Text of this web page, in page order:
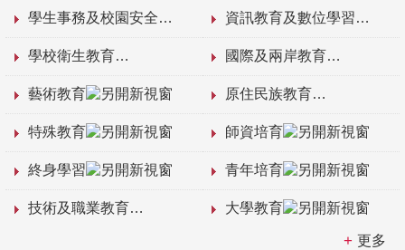
學生事務及校園安全 資訊教育及數位學習
學校衛生教育 國際及兩岸教育
藝術教育 原住民族教育
特殊教育 師資培育
終身學習 青年培育
技術及職業教育 大學教育
更多